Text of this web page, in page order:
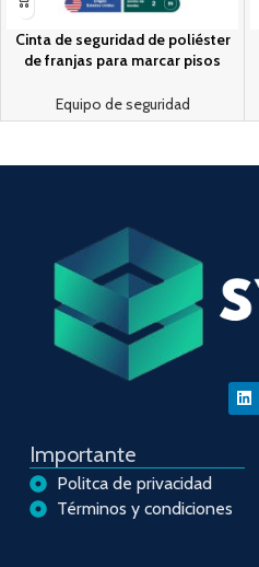
Cinta de seguridad de poliéster
de franjas para marcar pisos
Equipo de seguridad
Importante
Politca de privacidad
Términos y condiciones